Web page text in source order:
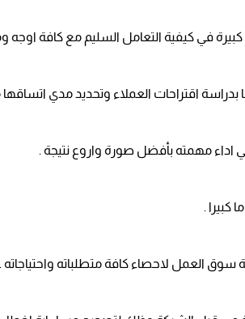
في كيفية التعامل السليم مع كافة اوجه
اقتراحات العملاء وتحديد مدي
اداء مهمته بأفضل صورة واروع نتيجة .
كبيرا .
العمل لاحصاء كافة متطلباته واحتياجاته .